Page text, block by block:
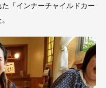
「インナーチャイルドカー